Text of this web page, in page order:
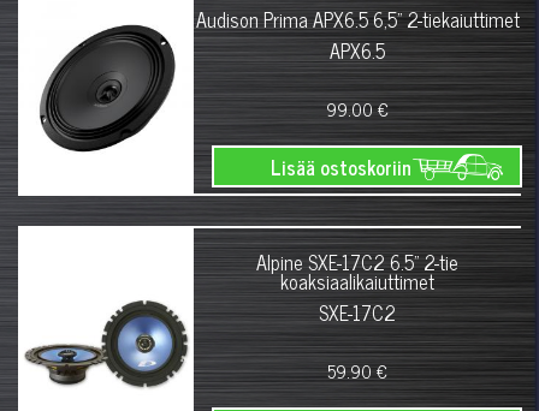
Audison Prima APX6.5 6,5" 2-tiekaiuttimet
APX6.5
99.00 €
Lisää ostoskoriin
Alpine SXE-17C2 6.5" 2-tie
koaksiaalikaiuttimet
SXE-17C2
59.90 €